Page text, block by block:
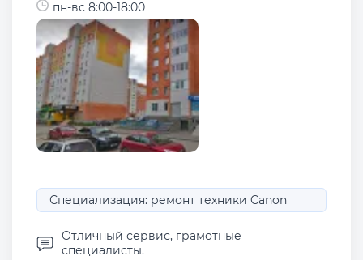
пн-вс 8:00-18:00
Специализация: ремонт техники Canon
Отличный сервис, грамотные
специалисты.